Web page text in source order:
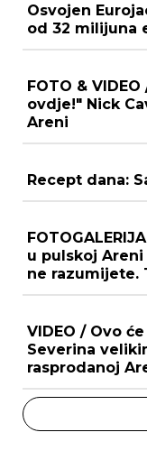
Osvojen
od 32 milijuna
FOTO &
ovdje!" Nick
Areni
Recept dana:
u pulskoj
ne razumijete.
VIDEO / Ovo
Severina
rasprodanoj